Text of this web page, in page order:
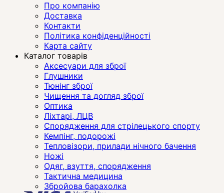
Про компанію
Доставка
Контакти
Політика конфіденційності
Карта сайту
Каталог товарів
Аксесуари для зброї
Глушники
Тюнінг зброї
Чищення та догляд зброї
Оптика
Ліхтарі, ЛЦВ
Спорядження для стрілецького спорту
Кемпінг, подорожі
Тепловізори, прилади нічного бачення
Ножі
Одяг, взуття, спорядження
Тактична медицина
Збройова барахолка